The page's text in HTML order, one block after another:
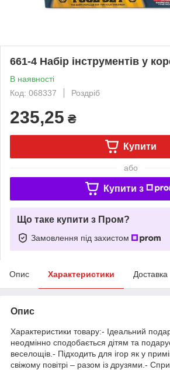
661-4 Набір інструментів у
В наявності
Код: 068337
Роздріб
235,25 ₴
Купити
або
Купити з
Що таке купити з Пром?
Замовлення під захистом
Опис Характеристики Доставка
Опис
Характеристики товару:- Ідеальний
неодмінно сподобається дітям та
веселощів.- Підходить для ігор як у
свіжому повітрі – разом із друзями.-